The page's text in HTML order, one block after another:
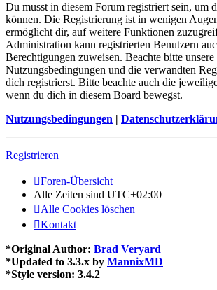
Du musst in diesem Forum registriert sein, um
können. Die Registrierung ist in wenigen
ermöglicht dir, auf weitere Funktionen
Administration kann registrierten Benutzern
Berechtigungen zuweisen. Beachte bitte unsere
Nutzungsbedingungen und die verwandten
dich registrierst. Bitte beachte auch die
wenn du dich in diesem Board bewegst.
Nutzungsbedingungen |
Registrieren
Foren-Übersicht
Alle Zeiten sind UTC+02:00
Alle Cookies löschen
Kontakt
*Original Author: Brad Veryard
*Updated to 3.3.x by MannixMD
*Style version: 3.4.2